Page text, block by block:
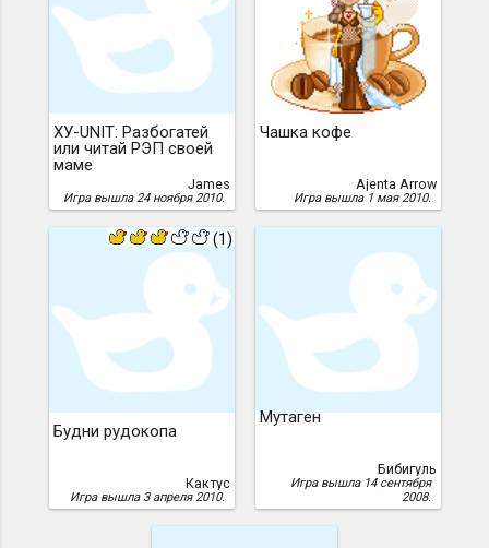
ХУ-UNIT: Разбогатей
или читай РЭП своей
маме
James
Игра вышла 24 ноября 2010.
Чашка кофе
Ajenta Arrow
Игра вышла 1 мая 2010.
(1)
Будни рудокопа
Кактус
Игра вышла 3 апреля 2010.
Мутаген
Бибигуль
Игра вышла 14 сентября
2008.